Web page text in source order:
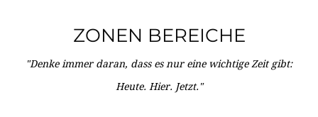
ZONEN BEREICHE
"Denke immer daran, dass es nur eine wichtige Zeit gibt:
Heute. Hier. Jetzt."